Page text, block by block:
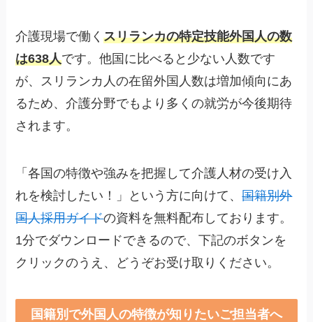
介護現場で働くスリランカの特定技能外国人の数
は638人です。他国に比べると少ない人数です
が、スリランカ人の在留外国人数は増加傾向にあ
るため、介護分野でもより多くの就労が今後期待
されます。
「各国の特徴や強みを把握して介護人材の受け入
れを検討したい！」という方に向けて、国籍別外
国人採用ガイドの資料を無料配布しております。
1分でダウンロードできるので、下記のボタンを
クリックのうえ、どうぞお受け取りください。
国籍別で外国人の特徴が知りたいご担当者へ